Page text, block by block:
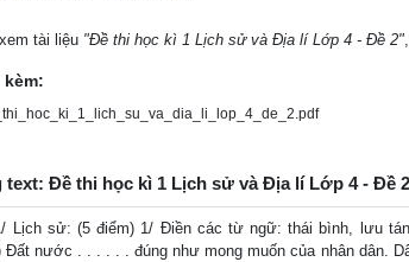
tài liệu "Đề thi học kì 1 Lịch sử và Địa lí Lớp 4 - Đề 2"
text: Đề thi học kì 1 Lịch sử và Địa lí Lớp 4 - Đề 2
Lịch sử: (5 điểm) 1/ Điền các từ ngữ: thái bình, lưu
Đất nước . . . . . . đúng như mong muốn của nhân